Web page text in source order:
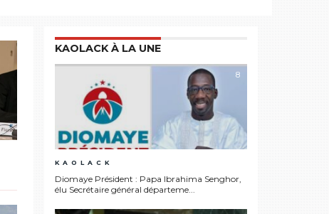
KAOLACK À LA UNE
8
KAOLACK
Diomaye Président : Papa Ibrahima Senghor,
élu Secrétaire général départeme...